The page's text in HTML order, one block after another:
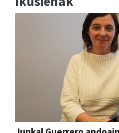
Junkal Guerrero
Musika